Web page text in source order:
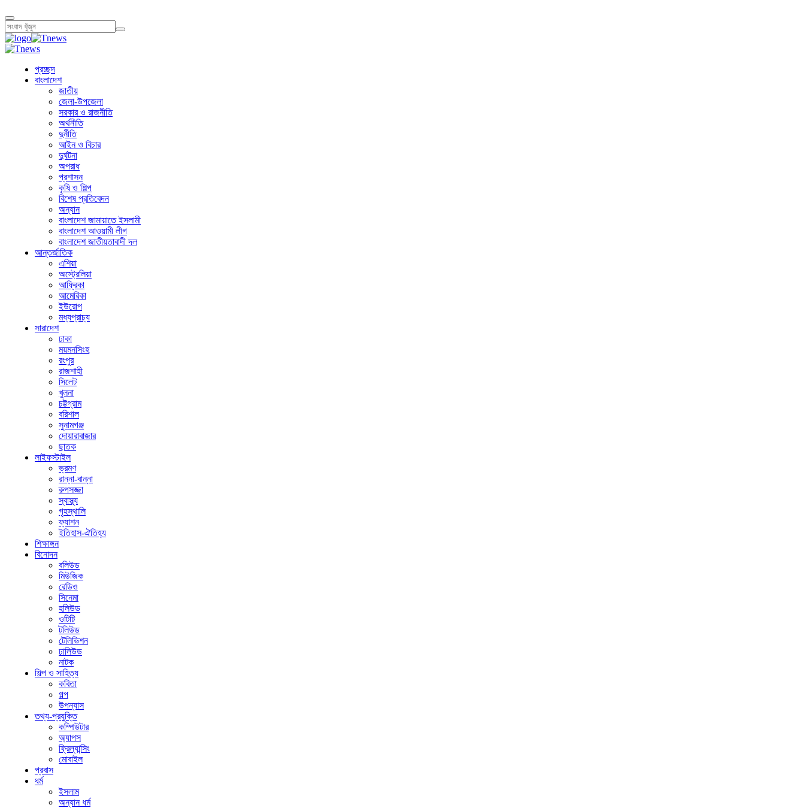
প্রচ্ছদ
বাংলাদেশ
জাতীয়
জেলা-উপজেলা
সরকার ও রাজনীতি
অর্থনীতি
দুর্নীতি
আইন ও বিচার
দুর্ঘটনা
অপরাধ
প্রশাসন
কৃষি ও শিল্প
বিশেষ প্রতিবেদন
অন্যান
বাংলাদেশ জামায়াতে ইসলামী
বাংলাদেশ আওয়ামী লীগ
বাংলাদেশ জাতীয়তাবাদী দল
আন্তর্জাতিক
এশিয়া
অস্ট্রেলিয়া
আফ্রিকা
আমেরিকা
ইউরোপ
মধ্যপ্রাচ্য
সারাদেশ
ঢাকা
ময়মনসিংহ
রংপুর
রাজশাহী
সিলেট
খুলনা
চট্টগ্রাম
বরিশাল
সুনামগঞ্জ
দোয়ারাবাজার
ছাতক
লাইফস্টাইল
ভ্রমণ
রান্না-বান্না
রুপসজ্জা
স্বাস্থ্য
গৃহস্থালি
ফ্যাশন
ইতিহাস-ঐতিহ্য
শিক্ষাঙ্গন
বিনোদন
বলিউড
মিউজিক
রেডিও
সিনেমা
হলিউড
ওটিটি
টলিউড
টেলিভিশন
ঢালিউড
নাটক
শিল্প ও সাহিত্য
কবিতা
গল্প
উপন্যাস
তথ্য-প্রযুক্তি
কম্পিউটার
অ্যাপস
ফ্রিল্যান্সিং
মোবাইল
প্রবাস
ধর্ম
ইসলাম
অন্যান ধর্ম